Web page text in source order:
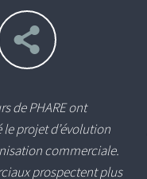
de PHARE ont
projet d’évolution
commerciale.
prospectent plus